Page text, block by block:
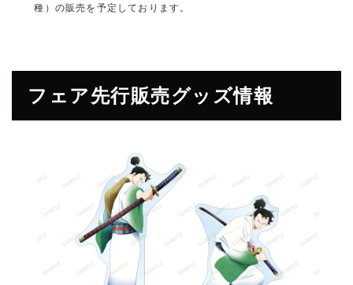
種）の販売を予定しております。
フェア先行販売グッズ情報